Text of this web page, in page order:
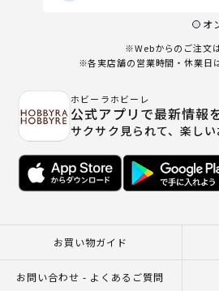
オ
※Webからのご注文
※各実店舗の営業時間・休業日
ホビーラホビーレ
公式アプリで最新情報
サクサク見られて、楽し
お買い物ガイド
お問い合わせ - よくあるご質問